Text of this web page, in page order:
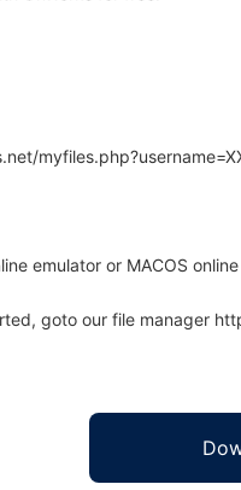
emulator or MACOS
goto our file manager